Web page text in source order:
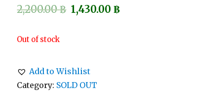
2,200.00฿ 1,430.00฿
Out of stock
Add to Wishlist
Category: SOLD OUT